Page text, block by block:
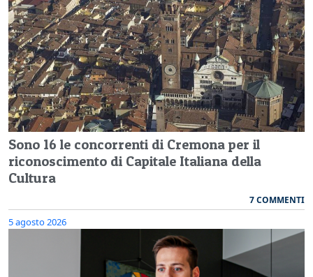
Sono 16 le concorrenti di Cremona per il
riconoscimento di Capitale Italiana della
Cultura
7 COMMENTI
5 agosto 2026